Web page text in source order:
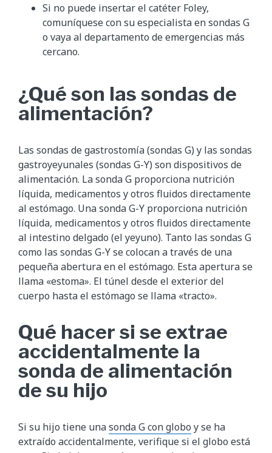
Si no puede insertar el catéter Foley,
comuníquese con su especialista en sondas G
o vaya al departamento de emergencias más
cercano.
¿Qué son las sondas de
alimentación?
Las sondas de gastrostomía (sondas G) y las sondas
gastroyeyunales (sondas G-Y) son dispositivos de
alimentación. La sonda G proporciona nutrición
líquida, medicamentos y otros fluidos directamente
al estómago. Una sonda G-Y proporciona nutrición
líquida, medicamentos y otros fluidos directamente
al intestino delgado (el yeyuno). Tanto las sondas G
como las sondas G-Y se colocan a través de una
pequeña abertura en el estómago. Esta apertura se
llama «estoma». El túnel desde el exterior del
cuerpo hasta el estómago se llama «tracto».
Qué hacer si se extrae
accidentalmente la
sonda de alimentación
de su hijo
Si su hijo tiene unasonda G con globo y se ha
extraído accidentalmente, verifique si el globo está